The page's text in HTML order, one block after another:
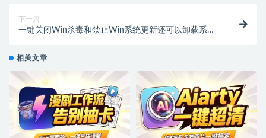
下一篇
一键关闭Win杀毒和禁止Win系统更新还可以卸载系统
相关文章